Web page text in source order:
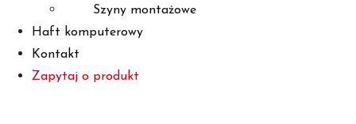
Szyny montażowe
Haft komputerowy
Kontakt
Zapytaj o produkt